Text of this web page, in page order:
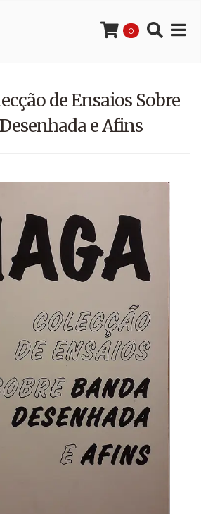
0
de Ensaios Sobre
e Afins